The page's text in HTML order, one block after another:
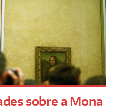
sobre a Mona